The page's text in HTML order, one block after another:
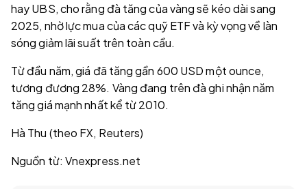
hay UBS, cho rằng đà tăng của vàng sẽ kéo dài sang
2025, nhờ lực mua của các quỹ ETF và kỳ vọng về làn
sóng giảm lãi suất trên toàn cầu.
Từ đầu năm, giá đã tăng gần 600 USD một ounce,
tương đương 28%. Vàng đang trên đà ghi nhận năm
tăng giá mạnh nhất kể từ 2010.
Hà Thu (theo FX, Reuters)
Nguồn từ: Vnexpress.net